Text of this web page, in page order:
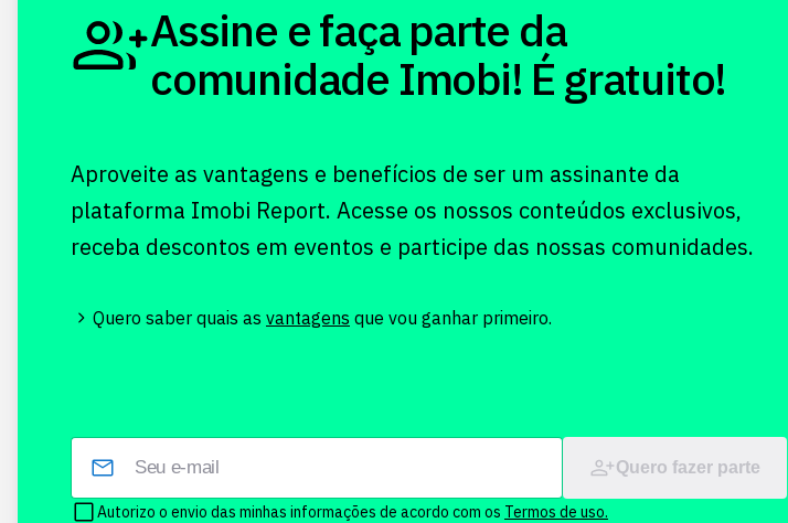
Assine e faça parte da
comunidade Imobi! É gratuito!
Aproveite as vantagens e benefícios de ser um assinante da
plataforma Imobi Report. Acesse os nossos conteúdos exclusivos,
receba descontos em eventos e participe das nossas comunidades.
Quero saber quais as vantagens que vou ganhar primeiro.
Quero fazer parte
Autorizo o envio das minhas informações de acordo com os Termos de uso.